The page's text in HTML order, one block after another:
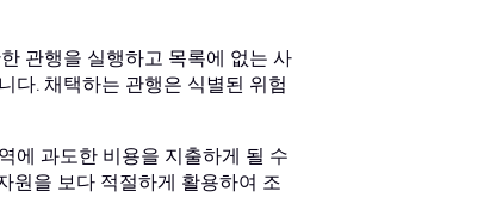
관행을 실행하고 목록에 없는 사
다. 채택하는 관행은 식별된 위험
에 과도한 비용을 지출하게 될 수
원을 보다 적절하게 활용하여 조